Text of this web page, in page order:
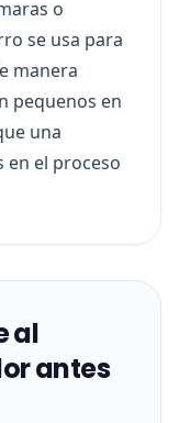
o
se usa para
manera
pequenos en
una
en el proceso
al
antes